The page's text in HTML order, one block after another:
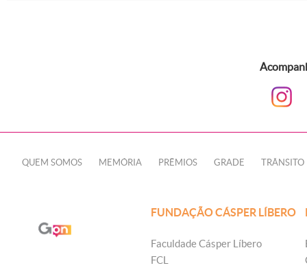
QUEM SOMOS MEMÓRIA PRÊMIOS GRADE TRÂNSITO
FUNDAÇÃO CÁSPER LÍBERO
Faculdade Cásper Líbero
FCL